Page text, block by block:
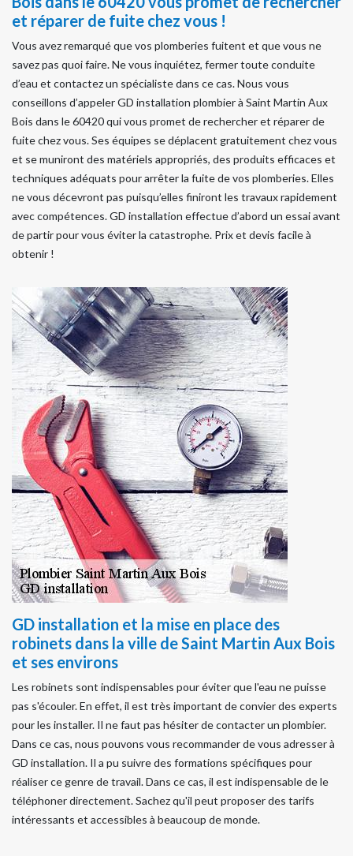
et réparer de fuite chez vous !
Vous avez remarqué que vos plomberies fuitent et que vous ne
savez pas quoi faire. Ne vous inquiétez, fermer toute conduite
d’eau et contactez un spécialiste dans ce cas. Nous vous
conseillons d’appeler GD installation plombier à Saint Martin Aux
Bois dans le 60420 qui vous promet de rechercher et réparer de
fuite chez vous. Ses équipes se déplacent gratuitement chez vous
et se muniront des matériels appropriés, des produits efficaces et
techniques adéquats pour arrêter la fuite de vos plomberies. Elles
ne vous décevront pas puisqu’elles finiront les travaux rapidement
avec compétences. GD installation effectue d’abord un essai avant
de partir pour vous éviter la catastrophe. Prix et devis facile à
obtenir !
GD installation et la mise en place des
robinets dans la ville de Saint Martin Aux Bois
et ses environs
Les robinets sont indispensables pour éviter que l'eau ne puisse
pas s'écouler. En effet, il est très important de convier des experts
pour les installer. Il ne faut pas hésiter de contacter un plombier.
Dans ce cas, nous pouvons vous recommander de vous adresser à
GD installation. Il a pu suivre des formations spécifiques pour
réaliser ce genre de travail. Dans ce cas, il est indispensable de le
téléphoner directement. Sachez qu'il peut proposer des tarifs
intéressants et accessibles à beaucoup de monde.